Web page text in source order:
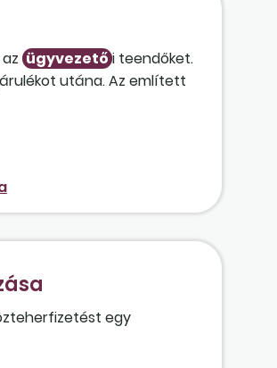
ügyvezető i teendőket.
utána. Az említett
fizesse
egy